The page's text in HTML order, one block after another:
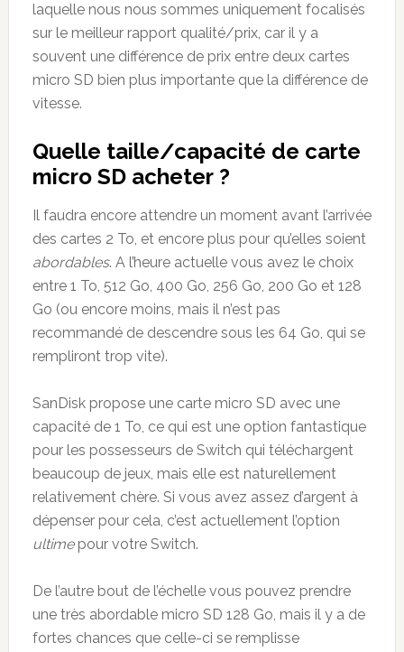
laquelle nous nous sommes uniquement focalisés
sur le meilleur rapport qualité/prix, car il y a
souvent une différence de prix entre deux cartes
micro SD bien plus importante que la différence de
vitesse.
Quelle taille/capacité de carte
micro SD acheter ?
Il faudra encore attendre un moment avant l’arrivée
des cartes 2 To, et encore plus pour qu’elles soient
abordables. A l’heure actuelle vous avez le choix
entre 1 To, 512 Go, 400 Go, 256 Go, 200 Go et 128
Go (ou encore moins, mais il n’est pas
recommandé de descendre sous les 64 Go, qui se
rempliront trop vite).
SanDisk propose une carte micro SD avec une
capacité de 1 To, ce qui est une option fantastique
pour les possesseurs de Switch qui téléchargent
beaucoup de jeux, mais elle est naturellement
relativement chère. Si vous avez assez d’argent à
dépenser pour cela, c’est actuellement l’option
ultimepour votre Switch.
De l’autre bout de l’échelle vous pouvez prendre
une très abordable micro SD 128 Go, mais il y a de
fortes chances que celle-ci se remplisse